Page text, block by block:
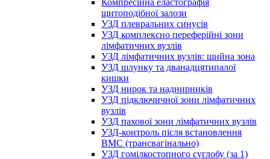
Компресійна еластографія
щитоподібної залози
УЗД плевральних синусів
УЗД комплексно переферійні зони
лімфатичних вузлів
УЗД лімфатичних вузлів: шийна зона
УЗД шлунку та дванадцятипалої
кишки
УЗД нирок та наднирників
УЗД підключичної зони лімфатичних
вузлів
УЗД пахової зони лімфатичних вузлів
УЗД-контроль після встановлення
ВМС (трансвагінально)
УЗД гомілкостопного суглобу (за 1)